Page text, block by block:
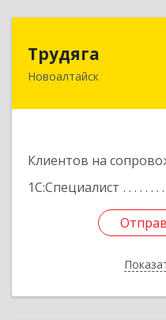
Трудяга
Новоалтайск
Клиентов на
1С:Специалист
658080,